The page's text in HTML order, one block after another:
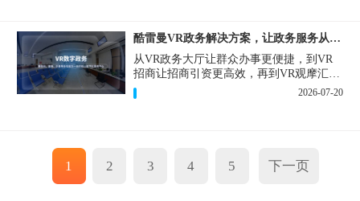
酷雷曼VR政务解决方案，让政务服务从“看得见”开始
从VR政务大厅让群众办事更便捷，到VR
招商让招商引资更高效，再到VR观摩汇报
让政务成果更直观，酷雷曼VR政务解决方
案，解锁政务服务新体验，让服务从“看得
2026-07-20
1 2 3 4 5 下一页